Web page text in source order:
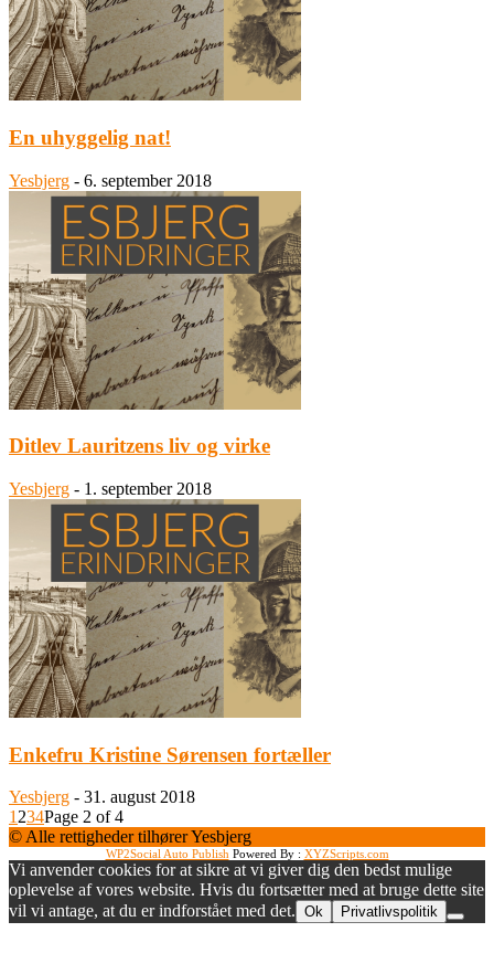
En uhyggelig nat!
Yesbjerg - 6. september 2018
Ditlev Lauritzens liv og virke
Yesbjerg - 1. september 2018
Enkefru Kristine Sørensen fortæller
Yesbjerg - 31. august 2018
1 234Page 2 of 4
© Alle rettigheder tilhører Yesbjerg
WP2Social Auto Publish Powered By : XYZScripts.com
Vi anvender cookies for at sikre at vi giver dig den bedst mulige
oplevelse af vores website. Hvis du fortsætter med at bruge dette site
vil vi antage, at du er indforstået med det. Ok Privatlivspolitik